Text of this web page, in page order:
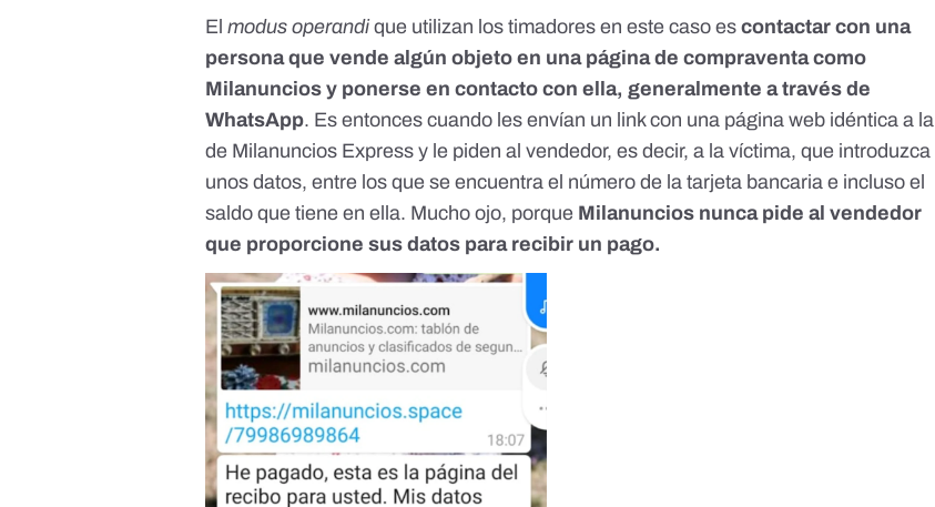
Elmodus operandique utilizan los timadores en este caso escontactar con una
persona que vendealgún objeto en una página de compraventa como
Milanuncios y ponerse en contacto con ella, generalmente a través de
WhatsApp. Es entonces cuando les envían un link con una página web idéntica a la
de Milanuncios Express y le piden al vendedor, es decir, a la víctima, que introduzca
unos datos, entre los que se encuentra el número de la tarjeta bancaria e incluso el
saldo que tiene en ella. Mucho ojo, porque Milanuncios nunca pide al vendedor
que proporcione sus datos para recibir un pago.